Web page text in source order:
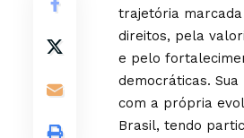
trajetória
direitos, pela
e pelo
democráticas.
com a própria
Brasil, tendo